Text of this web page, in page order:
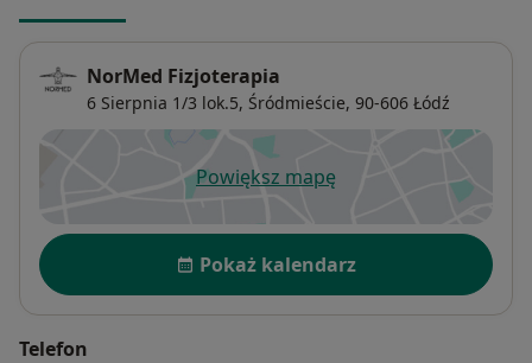
NorMed Fizjoterapia
6 Sierpnia 1/3 lok.5, Śródmieście, 90-606 Łódź
Powiększ mapęotwiera się w nowej karcie
Dostępność
Pokaż kalendarz
Telefon